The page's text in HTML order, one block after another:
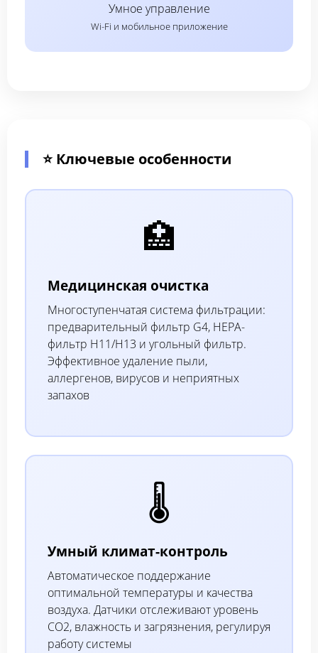
Умное управление
Wi-Fi и мобильное приложение
⭐ Ключевые особенности
🏥
Медицинская очистка
Многоступенчатая система фильтрации:
предварительный фильтр G4, HEPA-
фильтр H11/H13 и угольный фильтр.
Эффективное удаление пыли,
аллергенов, вирусов и неприятных
запахов
🌡️
Умный климат-контроль
Автоматическое поддержание
оптимальной температуры и качества
воздуха. Датчики отслеживают уровень
CO2, влажность и загрязнения, регулируя
работу системы